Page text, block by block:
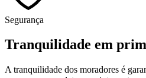
Segurança
Tranquilidade em
A tranquilidade dos moradores é